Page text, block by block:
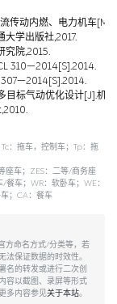
动内燃、电力机车[M].
学出版社,2017.
院,2015.
310—2014[S].2014.
目标气动优化设计[J].机
：拖车，控制车；Tp：拖
座车；ZES：二等/商务座
车；WR：软卧车；WE：
；CA：餐车
方命名方式/分类等，若
保证数据的时效性。
名的转发或进行二次创
容以截图、录屏等形式
多内容参见关于本站。